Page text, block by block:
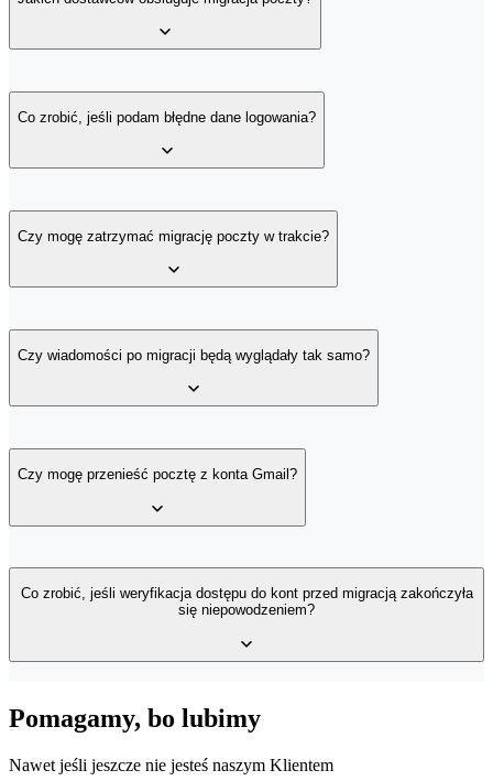
Większość usług e-mail, które korzystają z protokołu IMAP —
zarówno skrzynki firmowe, jak i prywatne.
Co zrobić, jeśli podam błędne dane logowania?
System poinformuje Cię o błędzie i poprosi o poprawne dane.
Migracja nie zacznie się, dopóki oba konta nie zostaną
Czy mogę zatrzymać migrację poczty w trakcie?
Tak, migrację można przerwać. Dane już skopiowane pozostaną w
skrzynce docelowej.
Czy wiadomości po migracji będą wyglądały tak samo?
Tak — zachowana zostaje struktura folderów, daty, nadawcy,
załączniki i cała treść.
Czy mogę przenieść pocztę z konta Gmail?
Tak, migracja z Gmail jest możliwa, jednak należy pamiętać o
specyficznych ograniczeniach tego dostawcy. Google nakłada limit
transferu danych przy eksporcie poczty wynoszący maksymalnie 2
może wymagać dodatkowej konfiguracji lub zostać podzielony na
Co zrobić, jeśli weryfikacja dostępu do kont przed migracją zakończyła
się niepowodzeniem?
Jeśli weryfikacja nie powiodła się, prosimy o sprawdzenie, czy
synchronizacja IMAP jest włączona na obu skrzynkach (źródłowej i
domyślnie i musi zostać włączona ręcznie w ustawieniach konta.
Pomagamy, bo lubimy
Nawet jeśli jeszcze nie jesteś naszym Klientem